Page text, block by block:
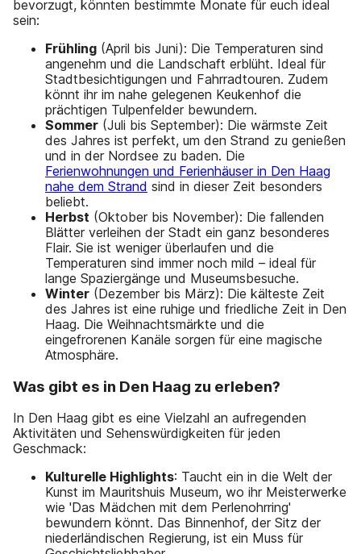
bevorzugt, könnten bestimmte Monate für euch ideal
sein:
Frühling (April bis Juni): Die Temperaturen sind
angenehm und die Landschaft erblüht. Ideal für
Stadtbesichtigungen und Fahrradtouren. Zudem
könnt ihr im nahe gelegenen Keukenhof die
prächtigen Tulpenfelder bewundern.
Sommer (Juli bis September): Die wärmste Zeit
des Jahres ist perfekt, um den Strand zu genießen
und in der Nordsee zu baden. Die
Ferienwohnungen und Ferienhäuser in Den Haag
nahe dem Strand sind in dieser Zeit besonders
beliebt.
Herbst (Oktober bis November): Die fallenden
Blätter verleihen der Stadt ein ganz besonderes
Flair. Sie ist weniger überlaufen und die
Temperaturen sind immer noch mild – ideal für
lange Spaziergänge und Museumsbesuche.
Winter (Dezember bis März): Die kälteste Zeit
des Jahres ist eine ruhige und friedliche Zeit in Den
Haag. Die Weihnachtsmärkte und die
eingefrorenen Kanäle sorgen für eine magische
Atmosphäre.
Was gibt es in Den Haag zu erleben?
In Den Haag gibt es eine Vielzahl an aufregenden
Aktivitäten und Sehenswürdigkeiten für jeden
Geschmack:
Kulturelle Highlights: Taucht ein in die Welt der
Kunst im Mauritshuis Museum, wo ihr Meisterwerke
wie 'Das Mädchen mit dem Perlenohrring'
bewundern könnt. Das Binnenhof, der Sitz der
niederländischen Regierung, ist ein Muss für